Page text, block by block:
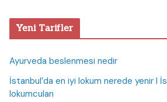
Yeni Tarifler
Ayurveda beslenmesi nedir
İstanbul’da en iyi lokum nerede yenir I
lokumcuları